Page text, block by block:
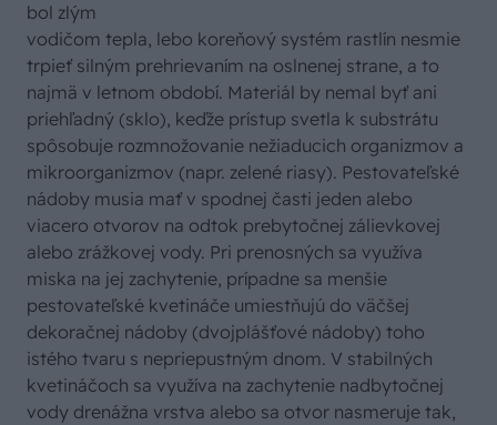
bol zlým
vodičom tepla, lebo koreňový systém rast­lín nesmie
trpieť silným prehrievaním na oslnenej strane, a to
najmä v letnom období. Materiál by nemal byť ani
priehľadný (sklo), keďže prístup svetla k substrátu
spôsobuje rozmnožovanie nežiaducich organizmov a
mikroorganizmov (napr. zelené riasy). Pestovateľské
nádoby musia mať v spodnej časti jeden alebo
viacero otvorov na odtok prebytočnej zálievkovej
alebo zrážkovej vody. Pri prenosných sa využíva
miska na jej zachytenie, prípadne sa menšie
pestovateľské kvetináče umiestňujú do väčšej
dekoračnej nádoby (dvojplášťové nádoby) toho
istého tvaru s nepriepustným dnom. V stabilných
kvetináčoch sa využíva na zachytenie nadbytočnej
vody drenážna vrstva alebo sa otvor nasmeruje tak,